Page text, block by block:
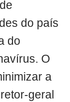
do país
do
O
a
geral